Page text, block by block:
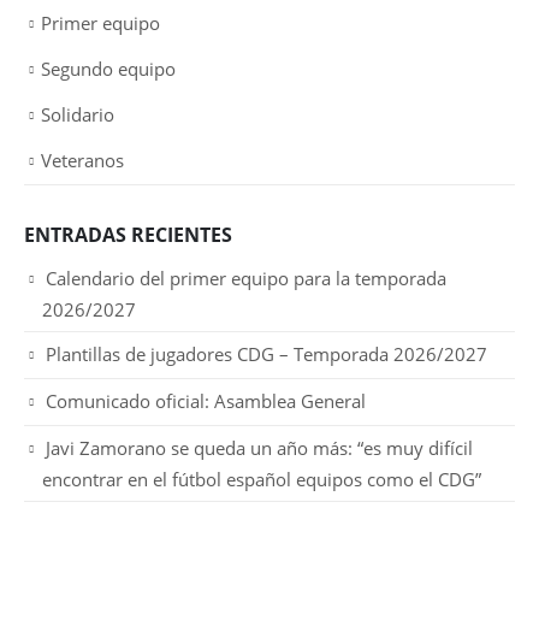
Primer equipo
Segundo equipo
Solidario
Veteranos
ENTRADAS RECIENTES
Calendario del primer equipo para la temporada
2026/2027
Plantillas de jugadores CDG – Temporada 2026/2027
Comunicado oficial: Asamblea General
Javi Zamorano se queda un año más: “es muy difícil
encontrar en el fútbol español equipos como el CDG”